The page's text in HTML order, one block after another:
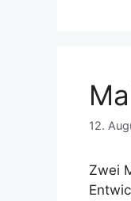
12.
Zwei